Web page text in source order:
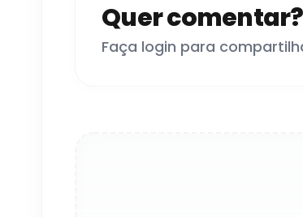
Quer comentar?
Faça login para